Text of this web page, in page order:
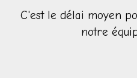
C'est le délai moyen
notre